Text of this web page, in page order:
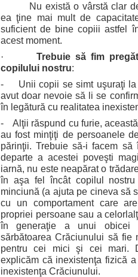
Nu există o vârstă clar
ea ţine mai mult de
suficient de bine copiii astfel
acest moment.
·
Trebuie să fim
copilului nostru:
-
Unii copii se simt uşuraţi
avut doar nevoie să li se
în legătură cu realitatea
-
Alţii răspund cu furie,
au fost minţiţi de persoanele
părinţii. Trebuie să-i facem să
departe a acestei poveşti
iarnă, nu este neapărat o
în aşa fel încât copilul
minciună (a ajuta pe cineva să
cu un comportament care
propriei persoane sau a
în generaţie a unui obicei
sărbătoarea Crăciunului să fie
pentru cei mici şi cei mari.
explicăm că inexistenţa fizică
inexistenţa Crăciunului.